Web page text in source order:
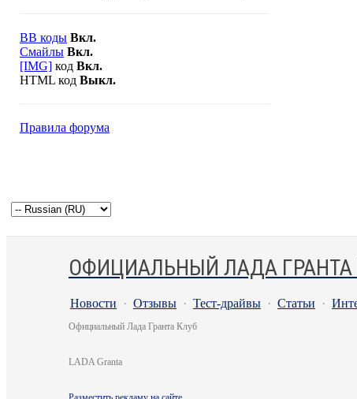
BB коды Вкл.
Смайлы Вкл.
[IMG] код Вкл.
HTML код Выкл.
Правила форума
ОФИЦИАЛЬНЫЙ ЛАДА ГРАНТА
Новости · Отзывы · Тест-драйвы · Статьи ·
Официальный Лада Гранта Клуб
LADA Granta